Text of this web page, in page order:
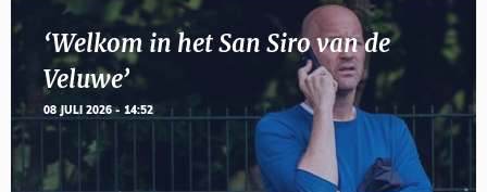
‘Welkom in het San Siro van de
Veluwe’
08 JULI 2026 - 14:52